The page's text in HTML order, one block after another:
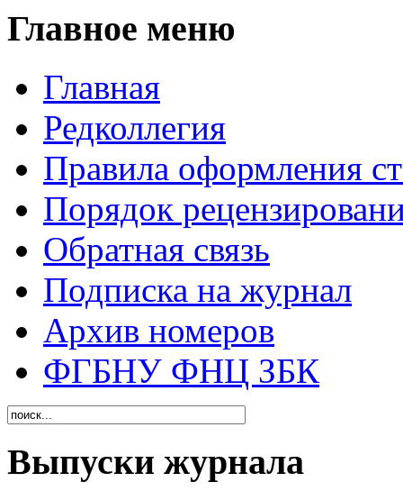
Главное меню
Главная
Редколлегия
Правила оформления
Порядок
Обратная связь
Подписка на журнал
Архив номеров
ФГБНУ ФНЦ ЗБК
Выпуски журнала